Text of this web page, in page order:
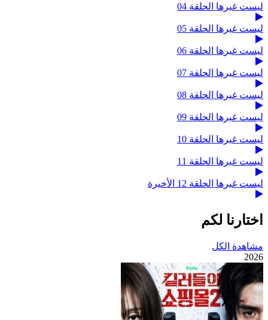
ليست غيرها الحلقة 04
ليست غيرها الحلقة 05
ليست غيرها الحلقة 06
ليست غيرها الحلقة 07
ليست غيرها الحلقة 08
ليست غيرها الحلقة 09
ليست غيرها الحلقة 10
ليست غيرها الحلقة 11
ليست غيرها الحلقة 12 الأخيرة
اختارنا لكم
مشاهدة الكل
2026